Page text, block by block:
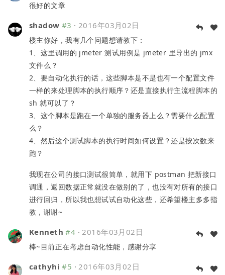
很好的文章
shadow #3 ·2016年03月02日
楼主你好，我有几个问题想请教下：
1、这里调用的 jmeter 测试用例是 jmeter 里导出的 jmx
文件么？
2、要自动化执行的话，这些脚本是不是也有一个配置文件
一样的来处理脚本的执行顺序？还是直接执行主流程脚本的
sh 就可以了？
3、这个脚本是跑在一个单独的服务器上么？需要什么配置
么？
4、然后这个测试脚本的执行时间如何设置？还是按次数来
跑？
我现在公司的接口测试很简单，就用下 postman 把新接口
调通，返回数据正常就没在做别的了，也没有对所有的接口
进行回归，所以我也想试试自动化这些，还希望楼主多多指
教，谢谢~
Kenneth #4 · 2016年03月02日
棒~目前正在考虑自动化性能，感谢分享
cathyhi #5 · 2016年03月02日